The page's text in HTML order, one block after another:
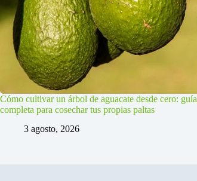
Cómo cultivar un árbol de aguacate desde cero: guía
completa para cosechar tus propias paltas
3 agosto, 2026